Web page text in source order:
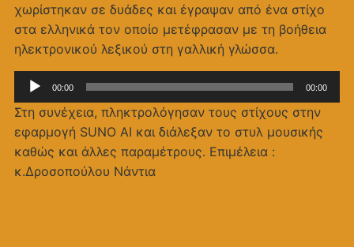
χωρίστηκαν σε δυάδες και έγραψαν από ένα στίχο
στα ελληνικά τον οποίο μετέφρασαν με τη βοήθεια
ηλεκτρονικού λεξικού στη γαλλική γλώσσα.
Πρόγραμμα
Αναπαραγωγής
Ήχου
00:00 00:00
Στη συνέχεια, πληκτρολόγησαν τους στίχους στην
εφαρμογή SUNO AI και διάλεξαν το στυλ μουσικής
καθώς και άλλες παραμέτρους. Επιμέλεια :
κ.Δροσοπούλου Νάντια